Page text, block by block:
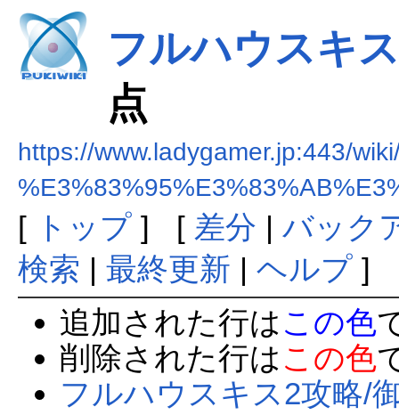
フルハウスキ
点
https://www.ladygamer.jp:443/
[ トップ] [ 差分 | バック
検索 | 最終更新 | ヘルプ]
追加された行は この色
削除された行は この色
フルハウスキス2攻略/